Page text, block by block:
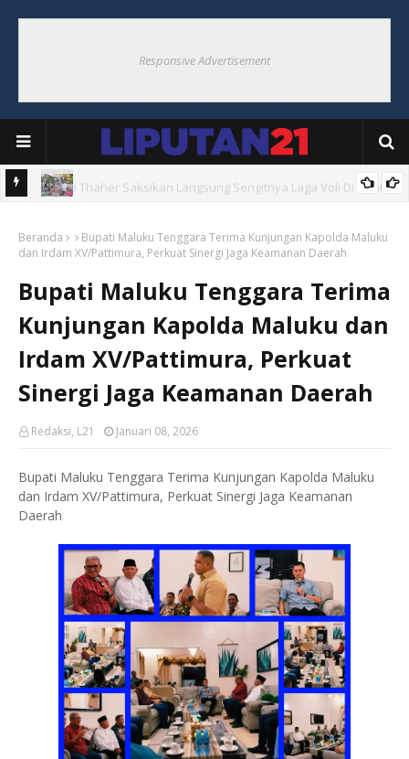
Responsive Advertisement
Warga
Beranda
Bupati Maluku Tenggara Terima Kunjungan Kapolda Maluku
dan Irdam XV/Pattimura, Perkuat Sinergi Jaga Keamanan Daerah
Bupati Maluku Tenggara Terima
Kunjungan Kapolda Maluku dan
Irdam XV/Pattimura, Perkuat
Sinergi Jaga Keamanan Daerah
Redaksi, L21 Januari 08, 2026
Bupati Maluku Tenggara Terima Kunjungan Kapolda Maluku
dan Irdam XV/Pattimura, Perkuat Sinergi Jaga Keamanan
Daerah